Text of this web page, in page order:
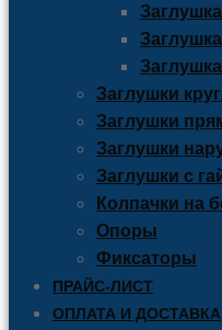
Заглушки
Заглушки
Заглушки
Заглушки с
Колпачки на
Опоры
Фиксаторы
ПРАЙС-ЛИСТ
ОПЛАТА И ДОСТАВКА